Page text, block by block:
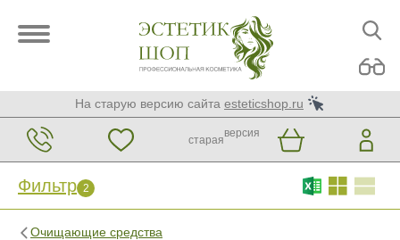
На старую версию сайта esteticshop.ru
старая
версия
Фильтр 2
Очищающие средства
Фильтр 2 Сброс